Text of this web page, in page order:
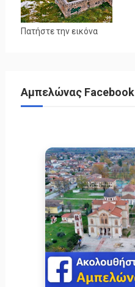
Πατήστε την εικόνα
Αμπελώνας Facebook